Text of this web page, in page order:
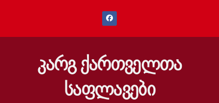
კარგ ქართველთა
საფლავები